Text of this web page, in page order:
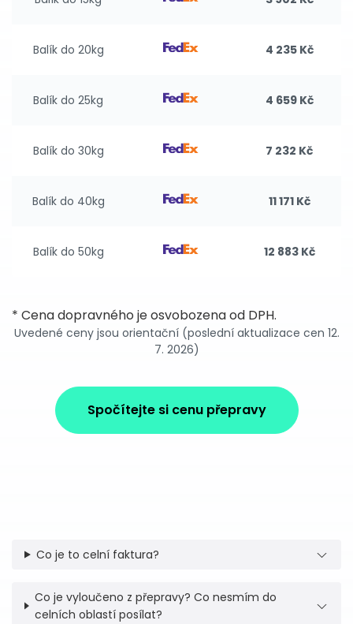
Balík do 20kg 4 235 Kč
Balík do 25kg 4 659 Kč
Balík do 30kg 7 232 Kč
Balík do 40kg 11 171 Kč
Balík do 50kg 12 883 Kč
* Cena dopravného je osvobozena od DPH.
Uvedené ceny jsou orientační (poslední aktualizace cen 12.
7. 2026)
Spočítejte si cenu přepravy
Co je to celní faktura?
Co je vyloučeno z přepravy? Co nesmím do
celních oblastí posílat?